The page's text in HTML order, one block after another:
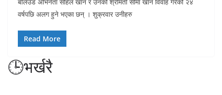
वर्षपछि अलग हुने भएका छन् । शुक्रवार उनीहरु
Read More
🕒भर्खरै